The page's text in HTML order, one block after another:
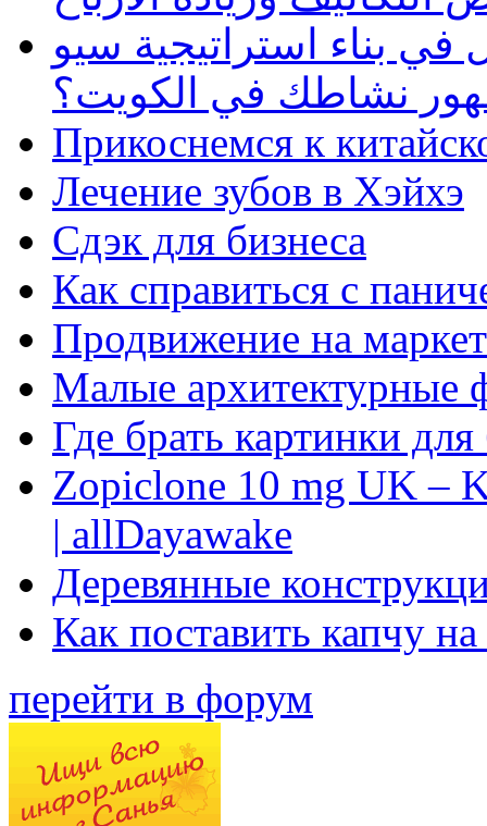
بناء استراتيجية سيو
نشاطك في الكويت؟
Прикоснемся к
Лечение зубов в Хэйхэ
Сдэк для бизнеса
Как справиться с
Продвижение на
Малые архитектурные
Где брать картинки
Zopiclone 10 mg UK –
| allDayawake
Деревянные
Как поставить капчу
перейти в форум